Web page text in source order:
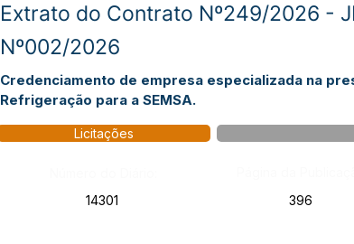
Extrato do Contrato Nº249/2026 -
Nº002/2026
Credenciamento de empresa especializada na
Refrigeração para a SEMSA.
Licitações
14301
396